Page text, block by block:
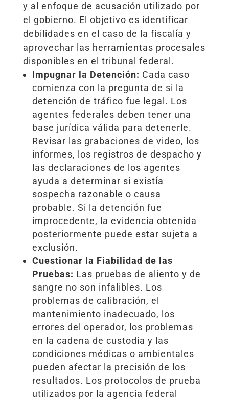
y al enfoque de acusación utilizado por
el gobierno. El objetivo es identificar
debilidades en el caso de la fiscalía y
aprovechar las herramientas procesales
disponibles en el tribunal federal.
Impugnar la Detención: Cada caso
comienza con la pregunta de si la
detención de tráfico fue legal. Los
agentes federales deben tener una
base jurídica válida para detenerle.
Revisar las grabaciones de video, los
informes, los registros de despacho y
las declaraciones de los agentes
ayuda a determinar si existía
sospecha razonable o causa
probable. Si la detención fue
improcedente, la evidencia obtenida
posteriormente puede estar sujeta a
exclusión.
Cuestionar la Fiabilidad de las
Pruebas: Las pruebas de aliento y de
sangre no son infalibles. Los
problemas de calibración, el
mantenimiento inadecuado, los
errores del operador, los problemas
en la cadena de custodia y las
condiciones médicas o ambientales
pueden afectar la precisión de los
resultados. Los protocolos de prueba
utilizados por la agencia federal